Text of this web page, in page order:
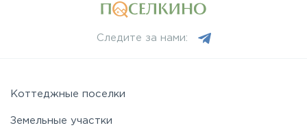
Следите за нами:
Коттеджные поселки
Земельные участки